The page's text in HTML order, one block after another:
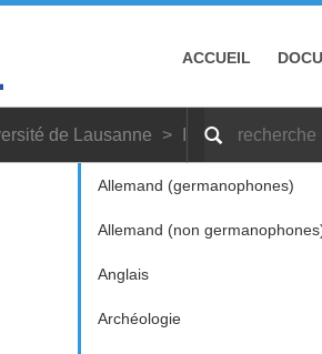
ACCUEIL
de Lausanne Informatique et
Allemand (germanophones)
Allemand (non
Anglais
Archéologie